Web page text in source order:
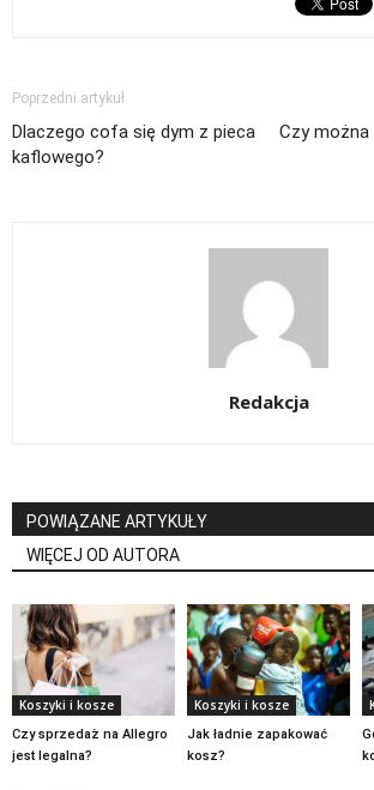
Poprzedni artykuł
Dlaczego cofa się dym z pieca
kaflowego?
Czy można
Redakcja
POWIĄZANE ARTYKUŁY
WIĘCEJ OD AUTORA
Koszyki i kosze
Czy sprzedaż na Allegro
jest legalna?
Koszyki i kosze
Jak ładnie zapakować
kosz?